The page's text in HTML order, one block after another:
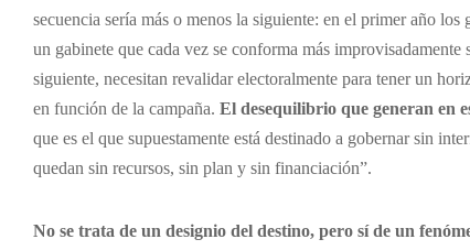
secuencia sería más o menos la siguiente: en el primer año
un gabinete que cada vez se conforma más
siguiente, necesitan revalidar electoralmente para tener un
en función de la campaña. El desequilibrio que generan en
que es el que supuestamente está destinado a gobernar sin
quedan sin recursos, sin plan y sin financiación”.
No se trata de un designio del destino, pero sí de un